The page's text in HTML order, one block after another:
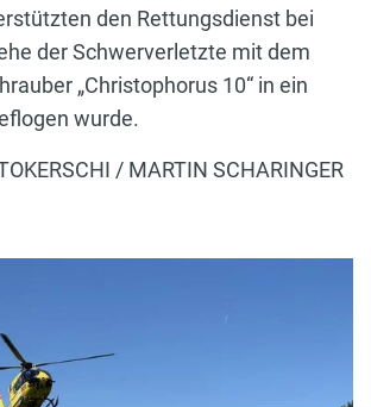
den Rettungsdienst bei
der Schwerverletzte mit dem
„Christophorus 10“ in ein
wurde.
/ MARTIN SCHARINGER